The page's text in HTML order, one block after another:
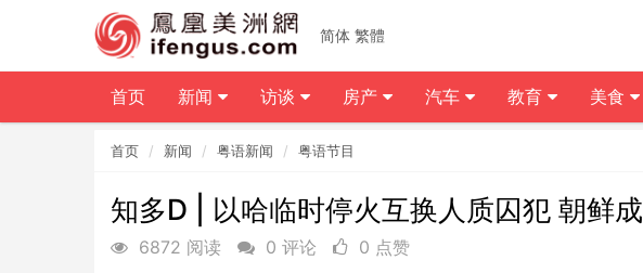
首页 新闻 粤语新闻 粤语节目
知多D | 以哈临时停火互换人质囚犯 朝鲜
6872 阅读 0 评论 0 点赞
简体 繁體
首页 新闻 访谈 房产 汽车 教育 美食